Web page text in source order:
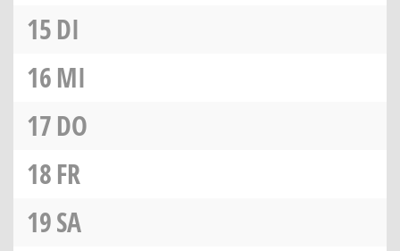
15DI
16MI
17DO
18FR
19SA